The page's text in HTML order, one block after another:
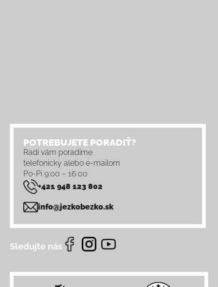
POTREBUJETE PORADIŤ?
Radi vám poradíme
telefonicky alebo e-mailom
Po-Pi 9:00 – 16:00
+421 948 123 802
info@jezkobezko.sk
Sledujte nás